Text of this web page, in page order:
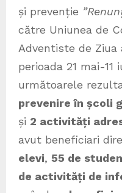
și prevenție
către Uniunea de
Adventiste de Ziua
perioada 21 mai-11
următoarele
prevenire în școli
și 2 activități
avut beneficiari
elevi, 55 de
de activități de